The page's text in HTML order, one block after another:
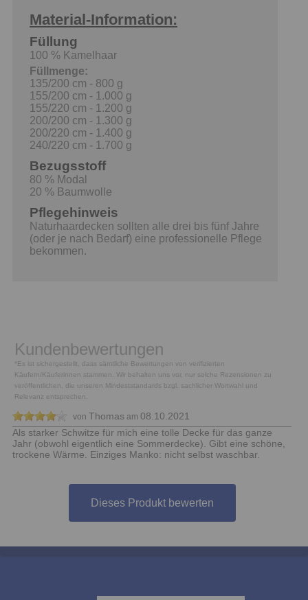
Material-Information:
Füllung
100 % Kamelhaar
Füllmenge:
135/200 cm - 800 g
155/200 cm - 1.000 g
155/220 cm - 1.200 g
200/200 cm - 1.300 g
200/220 cm - 1.400 g
240/220 cm - 1.700 g
Bezugsstoff
80 % Modal
20 % Baumwolle
Pflegehinweis
Naturhaardecken sollten alle drei bis fünf Jahre
(oder je nach Bedarf) eine professionelle Pflege
bekommen.
Kundenbewertungen
*Es ist sichergestellt, dass sämtliche Bewertungen von verifizierten
Käufern/Käuferinnen stammen. Wir behalten uns vor, nur solche Rezensionen zu
veröffentlichen, die unseren Mindeststandards bzgl. sachlicher Wortwahl und
Relevanz entsprechen.
von Thomas am 08.10.2021
Als starker Schwitze für mich eine tolle Decke für das ganze
Jahr (obwohl eigentlich eine Sommerdecke). Gibt eine schöne,
trockene Wärme. Einziges Manko: nicht selbst waschbar.
Dieses Produkt bewerten